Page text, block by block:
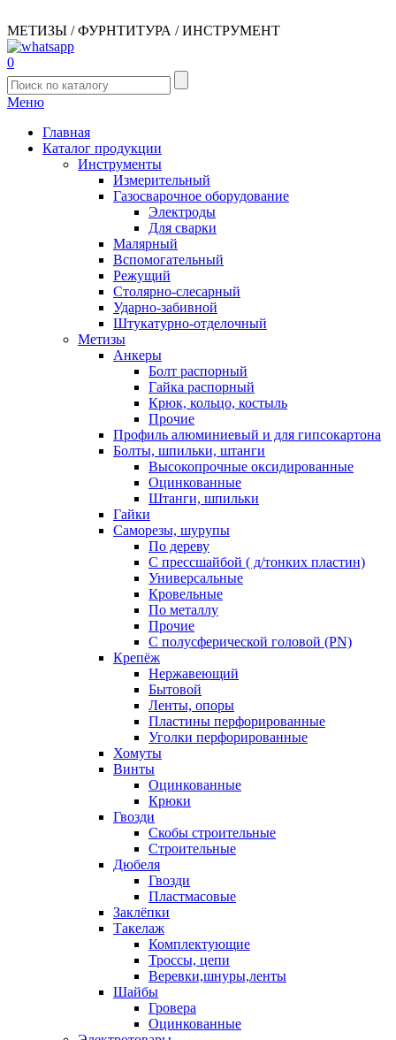
МЕТИЗЫ / ФУРНТИТУРА / ИНСТРУМЕНТ
0
Меню
Главная
Каталог продукции
Инструменты
Измерительный
Газосварочное оборудование
Электроды
Для сварки
Малярный
Вспомогательный
Режущий
Столярно-слесарный
Ударно-забивной
Штукатурно-отделочный
Метизы
Анкеры
Болт распорный
Гайка распорный
Крюк, кольцо, костыль
Прочие
Профиль алюминиевый и для гипсокартона
Болты, шпильки, штанги
Высокопрочные оксидированные
Оцинкованные
Штанги, шпильки
Гайки
Саморезы, шурупы
По дереву
С прессшайбой ( д/тонких пластин)
Универсальные
Кровельные
По металлу
Прочие
С полусферической головой (PN)
Крепёж
Нержавеющий
Бытовой
Ленты, опоры
Пластины перфорированные
Уголки перфорированные
Хомуты
Винты
Оцинкованные
Крюки
Гвозди
Скобы строительные
Строительные
Дюбеля
Гвозди
Пластмасовые
Заклёпки
Такелаж
Комплектующие
Троссы, цепи
Веревки,шнуры,ленты
Шайбы
Гровера
Оцинкованные